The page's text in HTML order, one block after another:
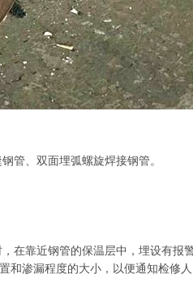
管、双面埋弧螺旋焊接钢管。
在靠近钢管的保温层中，埋设有报
和渗漏程度的大小，以便通知检修